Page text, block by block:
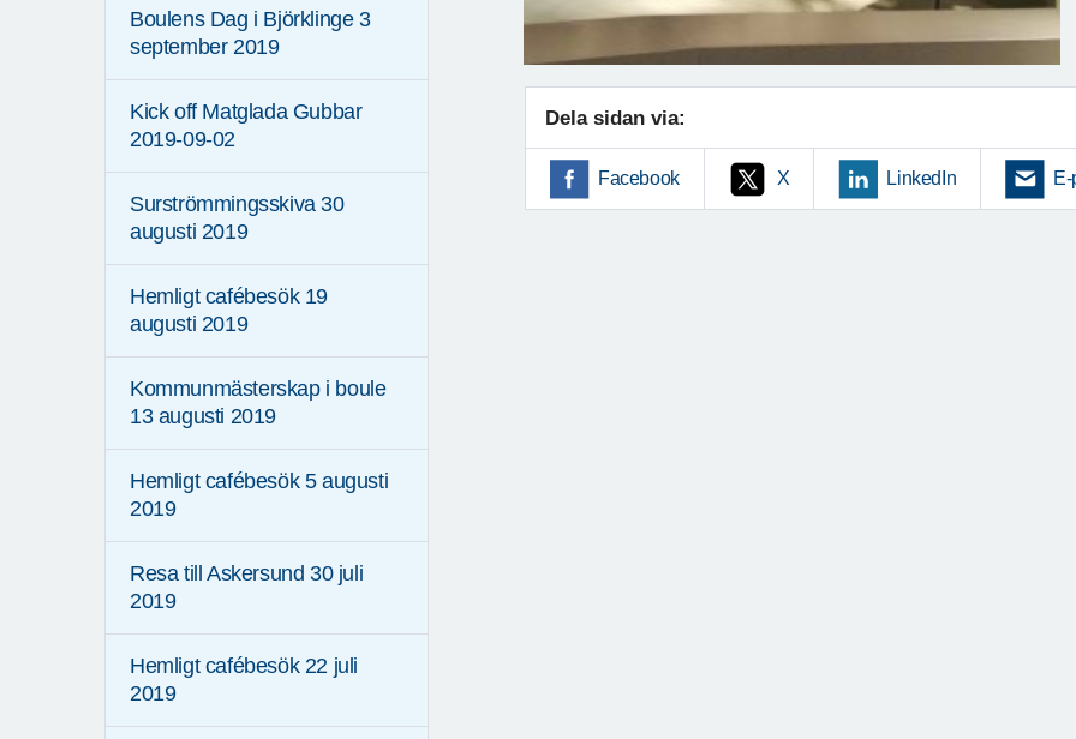
Boulens Dag i Björklinge 3
september 2019
Kick off Matglada Gubbar
2019-09-02
Surströmmingsskiva 30
augusti 2019
Hemligt cafébesök 19
augusti 2019
Kommunmästerskap i boule
13 augusti 2019
Hemligt cafébesök 5 augusti
2019
Resa till Askersund 30 juli
2019
Hemligt cafébesök 22 juli
2019
Dela sidan via:
Facebook X LinkedIn